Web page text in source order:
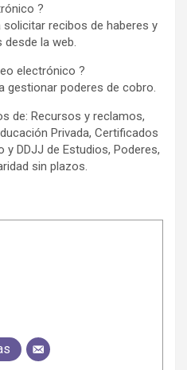
?
solicitar recibos de haberes y
desde la web.
electrónico ?
gestionar poderes de cobro.
de: Recursos y reclamos,
Privada, Certificados
y DDJJ de Estudios, Poderes,
sin plazos.